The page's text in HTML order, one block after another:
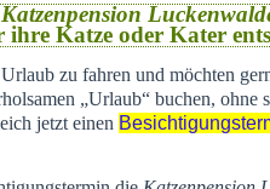
Katzenpension
Katze oder Kater
zu fahren und möchten
„Urlaub“ buchen, ohne
jetzt einen